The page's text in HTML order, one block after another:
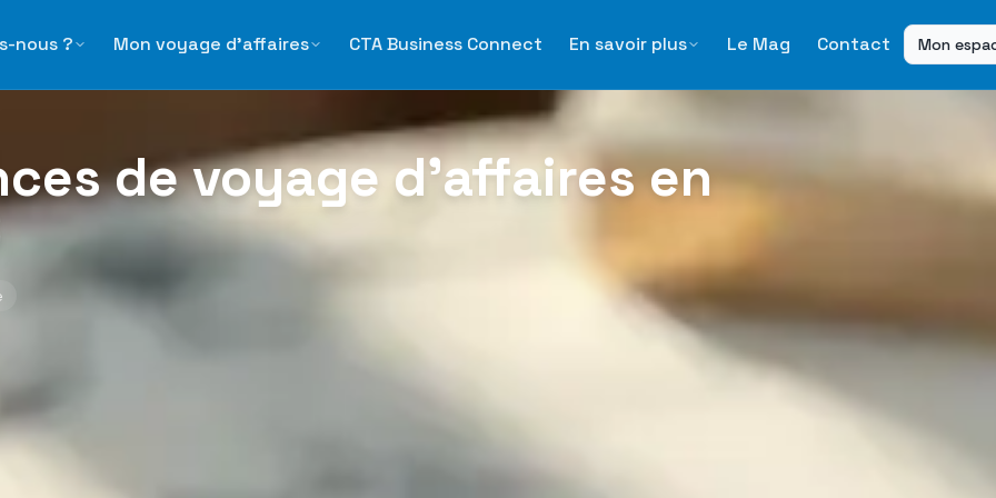
nous ? Mon voyage d'affaires CTA Business Connect En savoir plus Le Mag Contact Mon
en France en 2026
de voyage d’affaires en